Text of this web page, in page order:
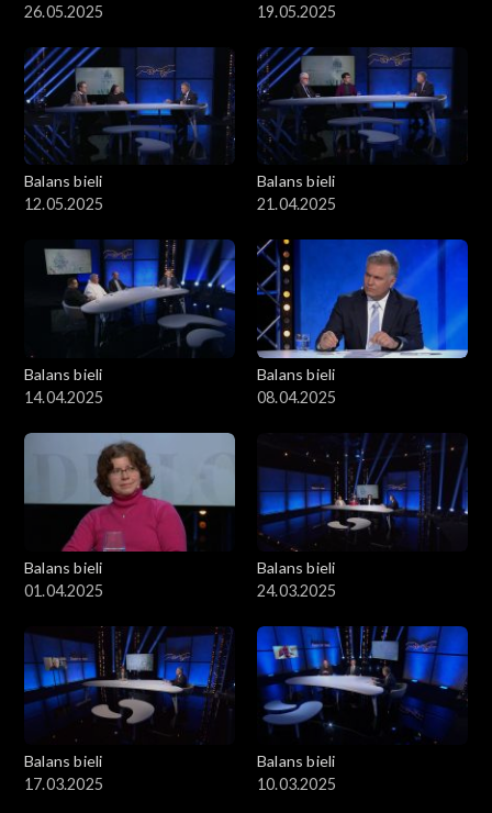
26.05.2025
19.05.2025
Balans bieli
12.05.2025
Balans bieli
21.04.2025
Balans bieli
14.04.2025
Balans bieli
08.04.2025
Balans bieli
01.04.2025
Balans bieli
24.03.2025
Balans bieli
17.03.2025
Balans bieli
10.03.2025